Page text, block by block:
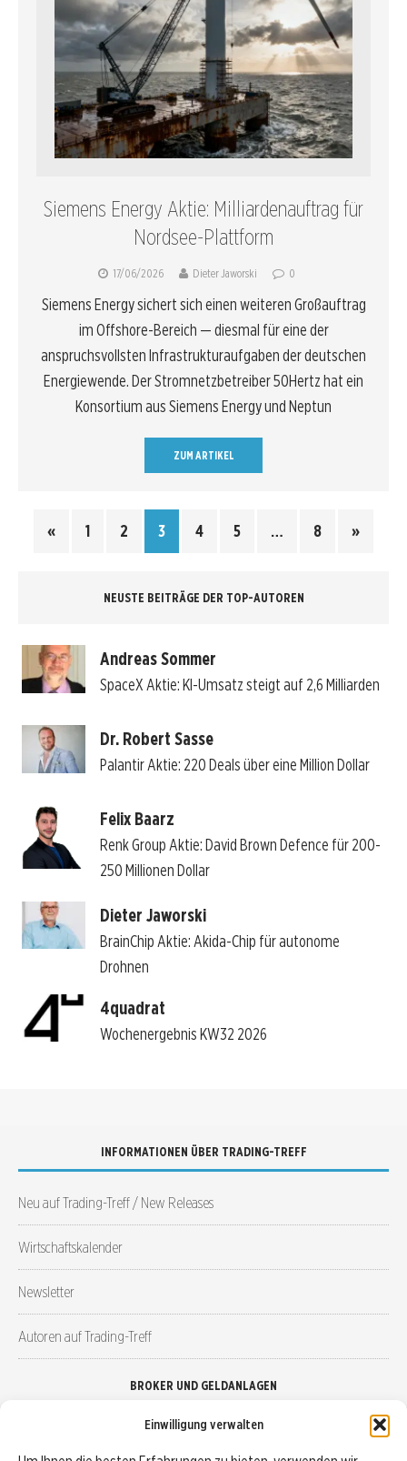
Einwilligung verwalten
Siemens Energy Aktie: Milliardenauftrag für
Nordsee-Plattform
17/06/2026 Dieter Jaworski 0
Siemens Energy sichert sich einen weiteren Großauftrag
im Offshore-Bereich — diesmal für eine der
anspruchsvollsten Infrastrukturaufgaben der deutschen
Energiewende. Der Stromnetzbetreiber 50Hertz hat ein
Konsortium aus Siemens Energy und Neptun
ZUM ARTIKEL
« 1 2 3 4 5 … 8 »
NEUSTE BEITRÄGE DER TOP-AUTOREN
Andreas Sommer
SpaceX Aktie: KI-Umsatz steigt auf 2,6 Milliarden
Dr. Robert Sasse
Palantir Aktie: 220 Deals über eine Million Dollar
Felix Baarz
Renk Group Aktie: David Brown Defence für 200-
250 Millionen Dollar
Dieter Jaworski
BrainChip Aktie: Akida-Chip für autonome
Drohnen
4quadrat
Wochenergebnis KW32 2026
INFORMATIONEN ÜBER TRADING-TREFF
Neu auf Trading-Treff / New Releases
Wirtschaftskalender
Newsletter
Autoren auf Trading-Treff
BROKER UND GELDANLAGEN